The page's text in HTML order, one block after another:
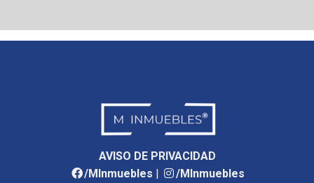
AVISO DE PRIVACIDAD
/MInmuebles |
/MInmuebles